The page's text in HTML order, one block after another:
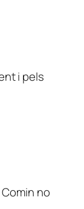
i pels
no